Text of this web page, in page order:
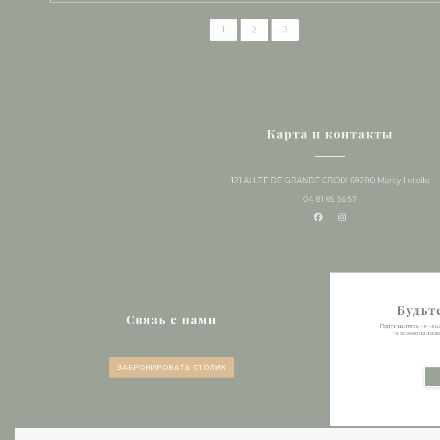
1 2 3
Карта и контакты
121 ALLEE DE GRANDE CROIX 69280 Marcy l etoile
04 81 65 36 57
Facebook ((открывается в
Instagram
Связь с нами
ЗАБРОНИРОВАТЬ СТОЛИК
Подпишитесь на